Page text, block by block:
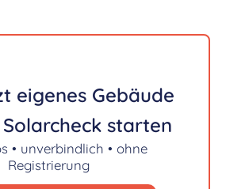
eigenes Gebäude
starten
• unverbindlich • ohne
Registrierung